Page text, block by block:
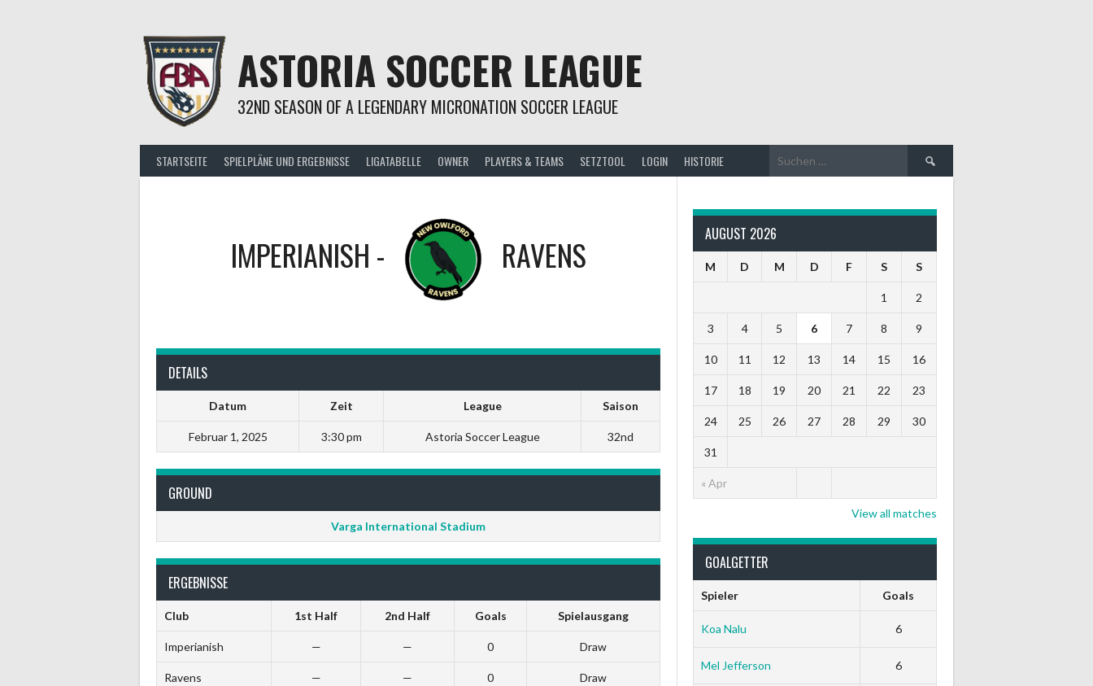
ASTORIA SOCCER LEAGUE
32ND SEASON OF A LEGENDARY MICRONATION SOCCER LEAGUE
STARTSEITE SPIELPLÄNE UND ERGEBNISSE LIGATABELLE OWNER PLAYERS & TEAMS SETZTOOL LOGIN HISTORIE
Suche
nach:
IMPERIANISH - RAVENS
DETAILS
Datum Zeit League Saison
Februar 1, 2025 3:30 pm Astoria Soccer League 32nd
GROUND
Varga International Stadium
ERGEBNISSE
Club 1st Half 2nd Half Goals Spielausgang
Imperianish — — 0 Draw
Ravens — — 0 Draw
AUGUST 2026
M D M D F S S
« Apr
1 2
3 4 5 6 7 8 9
10 11 12 13 14 15 16
17 18 19 20 21 22 23
24 25 26 27 28 29 30
31
View all matches
GOALGETTER
Spieler Goals
Koa Nalu 6
Mel Jefferson 6